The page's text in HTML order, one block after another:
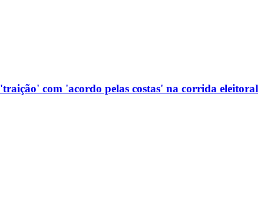
com 'acordo pelas costas' na corrida eleitoral